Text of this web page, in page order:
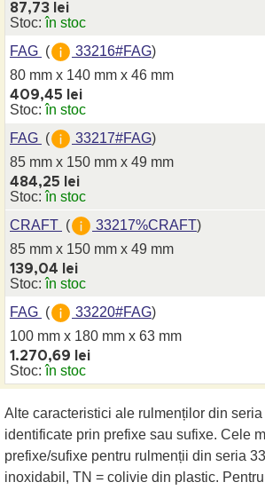
87,73 lei
Stoc:în stoc
FAG ( 33216#FAG)
80 mm x 140 mm x 46 mm
409,45 lei
Stoc:în stoc
FAG ( 33217#FAG)
85 mm x 150 mm x 49 mm
484,25 lei
Stoc:în stoc
CRAFT ( 33217%CRAFT)
85 mm x 150 mm x 49 mm
139,04 lei
Stoc:în stoc
FAG ( 33220#FAG)
100 mm x 180 mm x 63 mm
1.270,69 lei
Stoc:în stoc
Alte caracteristici ale rulmenților din
identificate prin prefixe sau sufixe. Cele
prefixe/sufixe pentru rulmenții din seria
inoxidabil, TN = colivie din plastic.